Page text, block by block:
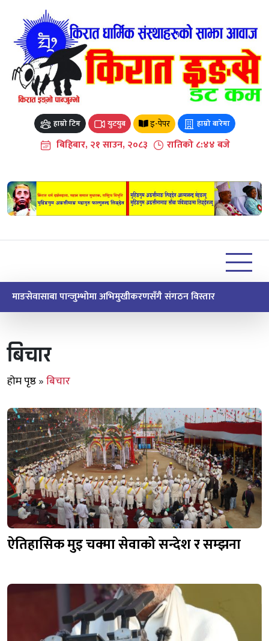
content
हाम्रो टिम युटयुब इ-पेपर हाम्रो बारेमा
बिहिबार, २१ साउन, २०८३ रातिको ८:४४ बजे
माङसेवासाबा पान्जुम्भोमा अभिमुखीकरणसँगै संगठन विस्तार
बिचार
होम पृष्ठ»बिचार
ऐतिहासिक मुइ चक्मा सेवाको सन्देश र सम्झना